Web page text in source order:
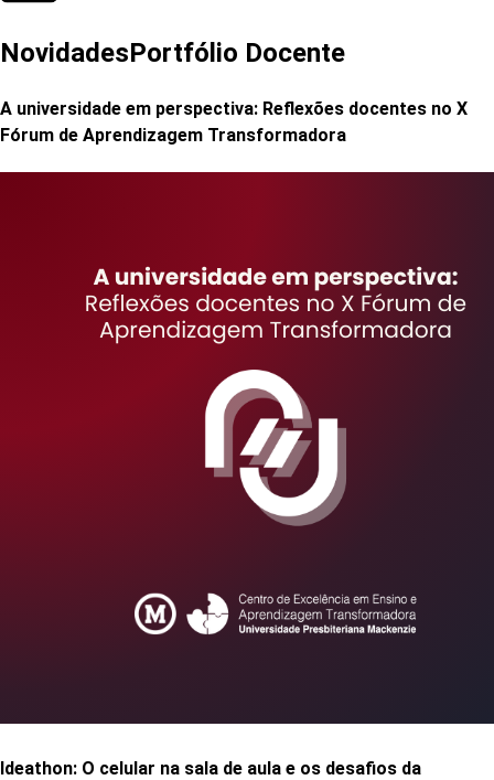
NovidadesPortfólio Docente
A universidade em perspectiva: Reflexões docentes no X
Fórum de Aprendizagem Transformadora
Ideathon: O celular na sala de aula e os desafios da